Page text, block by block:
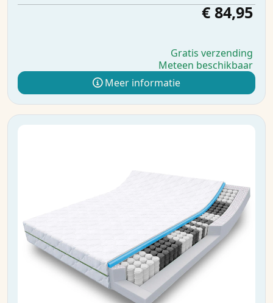
€ 84,95
Gratis verzending
Meteen beschikbaar
Meer informatie